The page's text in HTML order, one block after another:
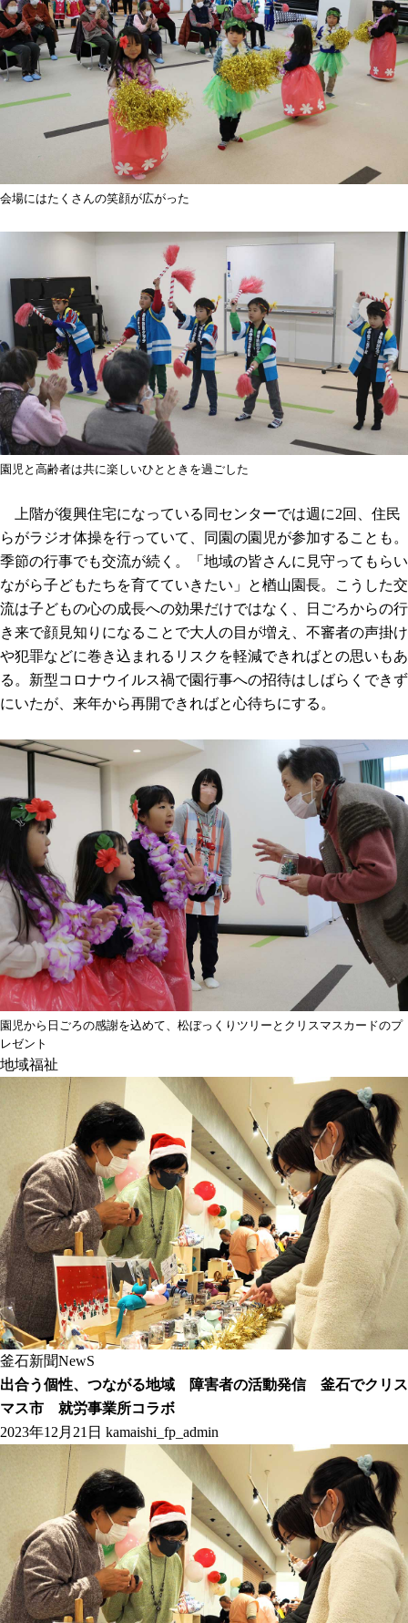
会場にはたくさんの笑顔が広がった
園児と高齢者は共に楽しいひとときを過ごした
上階が復興住宅になっている同センターでは週に2回、住民
らがラジオ体操を行っていて、同園の園児が参加することも。
季節の行事でも交流が続く。「地域の皆さんに見守ってもらい
ながら子どもたちを育てていきたい」と楢山園長。こうした交
流は子どもの心の成長への効果だけではなく、日ごろからの行
き来で顔見知りになることで大人の目が増え、不審者の声掛け
や犯罪などに巻き込まれるリスクを軽減できればとの思いもあ
る。新型コロナウイルス禍で園行事への招待はしばらくできず
にいたが、来年から再開できればと心待ちにする。
園児から日ごろの感謝を込めて、松ぼっくりツリーとクリスマスカードのプ
レゼント
地域福祉
釜石新聞NewS
出合う個性、つながる地域 障害者の活動発信 釜石でクリス
マス市 就労事業所コラボ
2023年12月21日 kamaishi_fp_admin